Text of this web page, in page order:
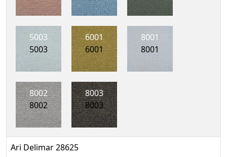
5003
5003
6001
6001
8001
8001
8002
8002
8003
8003
Ari Delimar 28625